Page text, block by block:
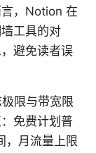
，Notion 在
工具的对
避免读者误
限与带宽限
免费计划普
，月流量上限